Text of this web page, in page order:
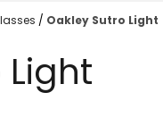
/ Oakley Sutro Light
Light